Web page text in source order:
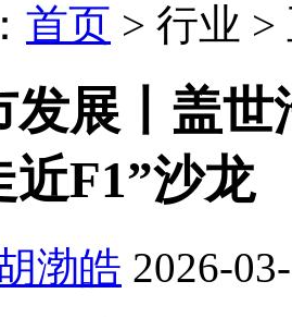
首页 > 行业 >
发展丨盖
近F1”沙龙
渤皓 2026-